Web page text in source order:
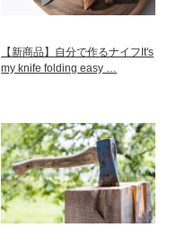
【新商品】自分で作るナイフIt's
my knife folding easy …